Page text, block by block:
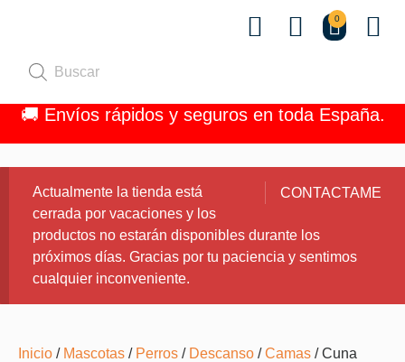
0
🚚 Envíos rápidos y seguros en toda España.
CONTACTAME
Actualmente la tienda está
cerrada por vacaciones y los
productos no estarán disponibles durante los
próximos días. Gracias por tu paciencia y sentimos
cualquier inconveniente.
Inicio / Mascotas / Perros / Descanso /Camas / Cuna